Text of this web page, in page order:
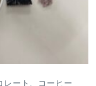
レート、コーヒー